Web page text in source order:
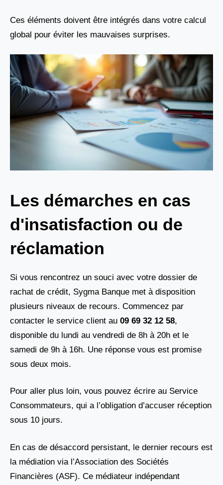
Ces éléments doivent être intégrés dans votre calcul
global pour éviter les mauvaises surprises.
Les démarches en cas
d'insatisfaction ou de
réclamation
Si vous rencontrez un souci avec votre dossier de
rachat de crédit, Sygma Banque met à disposition
plusieurs niveaux de recours. Commencez par
contacter le service client au 09 69 32 12 58,
disponible du lundi au vendredi de 8h à 20h et le
samedi de 9h à 16h. Une réponse vous est promise
sous deux mois.
Pour aller plus loin, vous pouvez écrire au Service
Consommateurs, qui a l’obligation d’accuser réception
sous 10 jours.
En cas de désaccord persistant, le dernier recours est
la médiation via l’Association des Sociétés
Financières (ASF). Ce médiateur indépendant